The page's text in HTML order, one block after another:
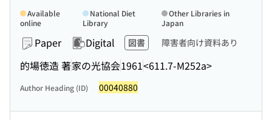
Paper Digital 図書 障害者向け資料あり
的場徳造 著家の光協会1961<611.7-M252a>
Available
online
National Diet
Library
Other Libraries in
Japan
Author Heading (ID) 00040880